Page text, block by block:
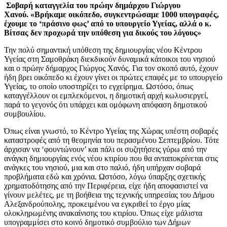
Σοβαρή καταγγελία του πρώην δημάρχου Γιώργου
Χανού. «Βρήκαμε οικόπεδο, συγκεντρώσαμε 1000 υπογραφές,
έχουμε το ‘πράσινο φως’ από το υπουργείο Υγείας, αλλά ο κ.
Βίτσας δεν προχωρά την υπόθεση για δικούς του λόγους»
Την πολύ σημαντική υπόθεση της δημιουργίας νέου Κέντρου
Υγείας στη Σαμοθράκη διεκδικούν δυναμικά κάτοικοι του νησιού
και ο πρώην δήμαρχος Γιώργος Χανός. Για τον σκοπό αυτό, έχουν
ήδη βρει οικόπεδο κι έχουν γίνει οι πρώτες επαφές με το υπουργείο
Υγείας, το οποίο υποστηρίζει το εγχείρημα. Ωστόσο, όπως
καταγγέλλουν οι εμπλεκόμενοι, η δημοτική αρχή κωλυσιεργεί,
παρά το γεγονός ότι υπάρχει και ομόφωνη απόφαση δημοτικού
συμβουλίου.
Όπως είναι γνωστό, το Κέντρο Υγείας της Χώρας υπέστη σοβαρές
καταστροφές από τη θεομηνία του περασμένου Σεπτεμβρίου. Τότε
άρχισαν να ‘φουντώνουν’ και πάλι οι συζητήσεις γύρω από την
ανάγκη δημιουργίας ενός νέου κτιρίου που θα ανταποκρίνεται στις
ανάγκες του νησιού, μια και στο παλιό, ήδη υπήρχαν σοβαρά
προβλήματα εδώ και χρόνια. Ωστόσο, λόγω ύπαρξης σχετικής
χρηματοδότησης από την Περιφέρεια, είχε ήδη αποφασιστεί να
γίνουν μελέτες, με τη βοήθεια της τεχνικής υπηρεσίας του Δήμου
Αλεξανδρούπολης, προκειμένου να εγκριθεί το έργο μίας
ολοκληρωμένης ανακαίνισης του κτιρίου. Όπως είχε μάλιστα
υπογραμμίσει στο κοινό δημοτικό συμβούλιο των Δήμων